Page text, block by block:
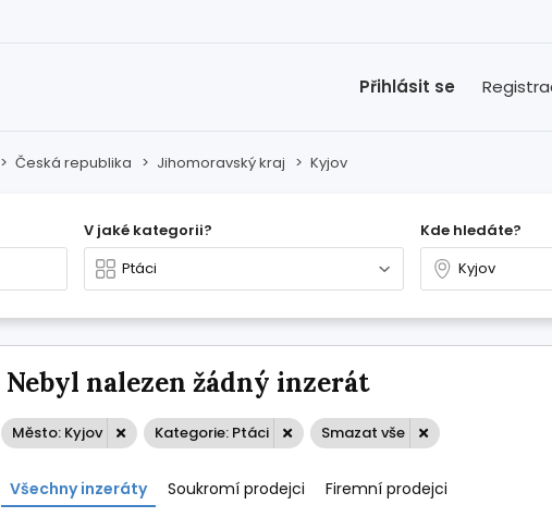
Přihlásit se
> Česká republika > Jihomoravský kraj > Kyjov
V jaké kategorii? Kde hledáte?
Nebyl nalezen žádný inzerát
Město: Kyjov Kategorie: Ptáci Smazat vše
Všechny inzeráty Soukromí prodejci Firemní prodejci